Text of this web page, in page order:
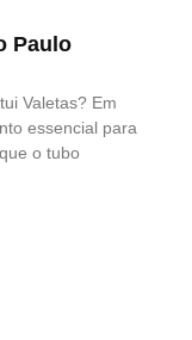
Paulo
Valetas? Em
essencial para
o tubo